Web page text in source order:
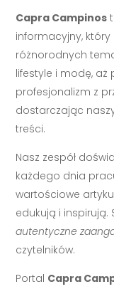
Capra Campinos
informacyjny,
różnorodnych
lifestyle i modę, aż
profesjonalizm z
dostarczając
treści.
Nasz zespół
każdego dnia
wartościowe
edukują i
autentyczne
czytelników.
Portal Capra